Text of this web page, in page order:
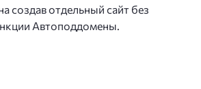
создав отдельный сайт без
Автоподдомены.